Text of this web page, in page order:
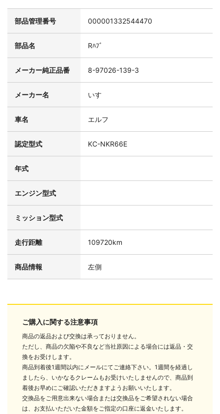
部品管理番号 000001332544470
部品名 Rﾊﾌﾞ
メーカー純正品番 8-97026-139-3
メーカー名 いすゞ
車名 エルフ
認定型式 KC-NKR66E
年式
エンジン型式
ミッション型式
走行距離 109720km
商品情報 左側
ご購入に関する注意事項
商品の返品および交換は承っておりません。
ただし、商品の欠陥や不良など当社原因による場合には返品・交
換をお受けします。
商品到着後1週間以内にメールにてご連絡下さい。1週間を経過し
ましたら、いかなるクレームもお受けいたしませんので、商品到
着後お早めにご確認いただきますようお願いいたします。
交換品をご用意出来ない場合または交換品をご希望されない場合
は、お支払いただいた金額をご指定の口座に返金いたします。